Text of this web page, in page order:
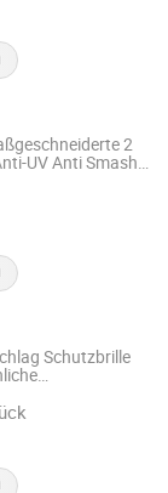
2
UV Anti Smash
Limited
Schutzbrille